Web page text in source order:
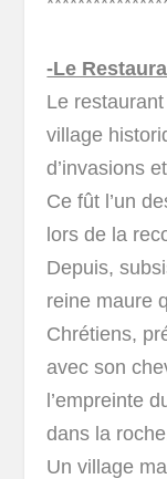
-Le
Le
village
d’invasions
Ce fût l’un
lors de la
Depuis,
reine maure
Chrétiens,
avec son
l’empreinte
dans la
Un village